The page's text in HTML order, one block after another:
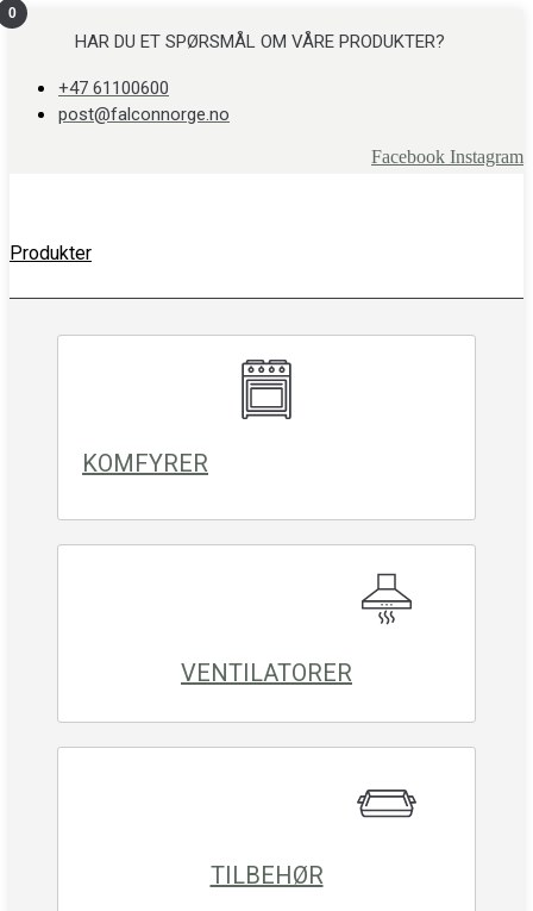
Skip
HAR DU ET SPØRSMÅL OM VÅRE PRODUKTER?
+47 61100600
post@falconnorge.no
Facebook Instagram
Produkter
KOMFYRER
VENTILATORER
TILBEHØR
0